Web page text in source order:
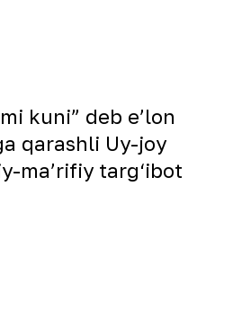
kuni” deb eʼlon
qarashli Uy-joy
maʼrifiy targ‘ibot